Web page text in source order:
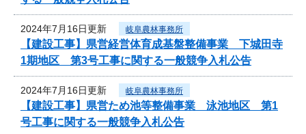
2024年7月16日更新 岐阜農林事務所
【建設工事】県営経営体育成基盤整備事業 下城田寺
1期地区 第3号工事に関する一般競争入札公告
2024年7月16日更新 岐阜農林事務所
【建設工事】県営ため池等整備事業 泳池地区 第1
号工事に関する一般競争入札公告